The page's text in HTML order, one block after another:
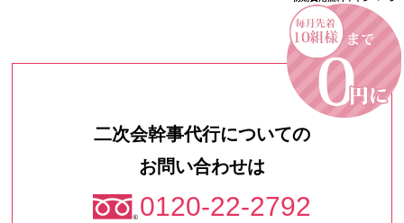
二次会幹事代行についての
お問い合わせは
0120-22-2792